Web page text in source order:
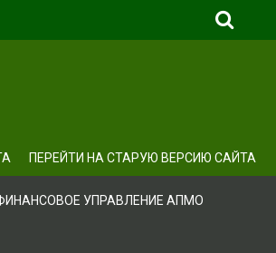
ПЕРЕЙТИ НА СТАРУЮ ВЕРСИЮ САЙТА
УПРАВЛЕНИЕ АПМО